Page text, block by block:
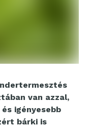
van azzal,
igényesebb
bárki is